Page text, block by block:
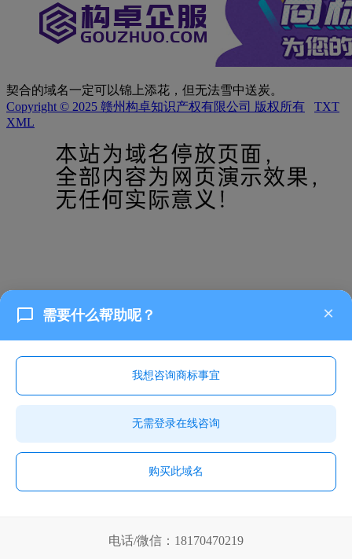
契合的域名一定可以锦上添花，但无法雪中送炭。
Copyright © 2025 赣州构卓知识产权有限公司 版权所有
TXT
XML
需要什么帮助呢？ ×
我想咨询商标事宜
无需登录在线咨询
购买此域名
电话/微信：18170470219